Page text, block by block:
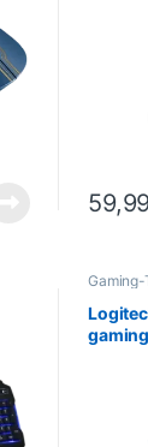
Mäuse,